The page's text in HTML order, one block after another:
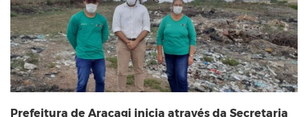
Prefeitura de Araçagi inicia através da Secretaria